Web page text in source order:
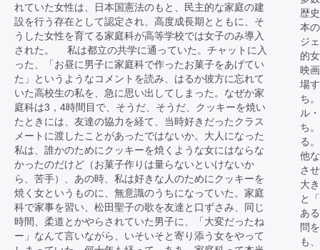
れていた女性は、日本国憲法のもと、民主的な家庭の建
設を行う存在として認定され、高度成長期とともに、そ
うした女性を育てる家庭科が高等学校では女子のみ導入
された。 私は都立の共学に通っていた。チャットに入
った、「お昼に男子に家庭科で作ったお菓子をあげてい
た」というようなコメントを読み、はるか彼方に忘れて
いた高校生の私を、急に思い出してしまった。なぜか家
庭科は3，4時間目で、そうだ、そうだ、クッキーを焼い
たときには、友達の協力を経て、当時好きだったクラス
メートに渡したことがあったではないか。大人になった
私は、誰かのためにクッキーを焼くような女にはならな
かったのだけど（お菓子作りは量らないといけないか
ら、苦手）、あの時、私は好きな人のためにクッキーを
焼く女というものに、無意識のうちになっていた。家庭
科で家事を習い、松田聖子の歌を友達と口ずさみ、同じ
時間、柔道とかやらされていた男子に、「大変だったね
ー」なんて言いながら、いそいそと寄り添う女をやって
歴
本
ジ
的
映
場
ち
ル
ち
る
他
さ
大
と
あ
問
も